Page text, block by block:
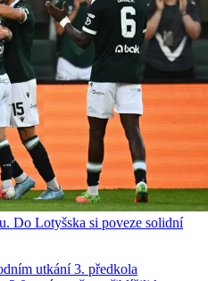
Do Lotyšska si poveze solidní
utkání 3. předkola